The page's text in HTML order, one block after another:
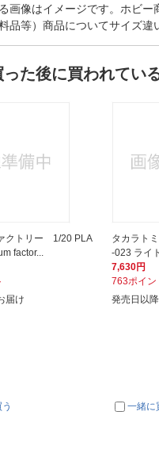
画像はイメージです。ホビー
品等）商品についてサイズ違
た後に買われてい
クトリー 1/20 PLA
factor...
届け
タカラト
-023 ライ
7,630円
763ポイン
発売日以
一緒に